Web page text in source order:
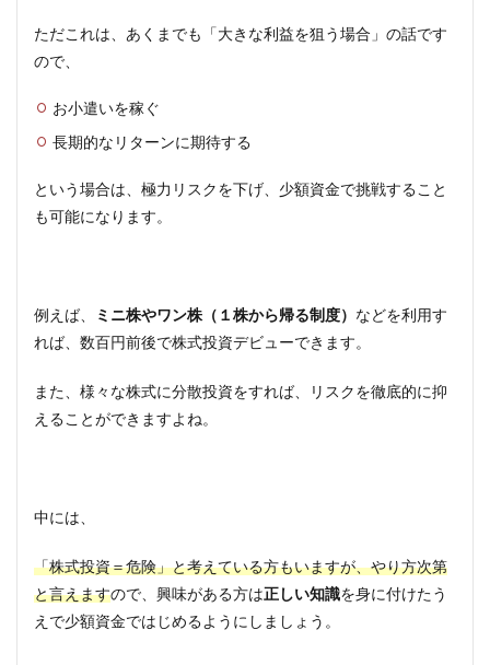
ただこれは、あくまでも「大きな利益を狙う場合」の話です
ので、
お小遣いを稼ぐ
長期的なリターンに期待する
という場合は、極力リスクを下げ、少額資金で挑戦すること
も可能になります。
例えば、 ミニ株やワン株（１株から帰る制度） などを利用す
れば、数百円前後で株式投資デビューできます。
また、様々な株式に分散投資をすれば、リスクを徹底的に抑
えることができますよね。
中には、
「株式投資＝危険」と考えている方もいますが、やり方次第
と言えますので、興味がある方は正しい知識を身に付けたう
えで少額資金ではじめるようにしましょう。